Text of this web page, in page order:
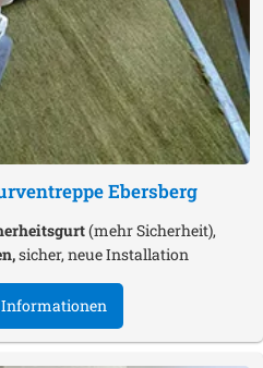
Ebersberg
(mehr Sicherheit),
sicher, neue Installation